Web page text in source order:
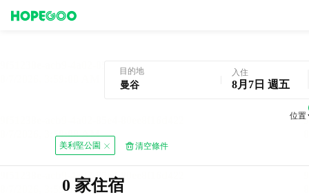
目的地 入住
8月7日 週五
位置
美利堅公園 清空條件
0 家住宿